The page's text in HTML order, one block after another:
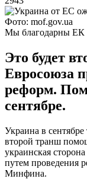
Фото: mof.gov.ua
Мы благодарны ЕК
Это будет
Евросоюза
реформ.
сентябре.
Украина в
второй транш
украинская
путем проведения
Минфина.